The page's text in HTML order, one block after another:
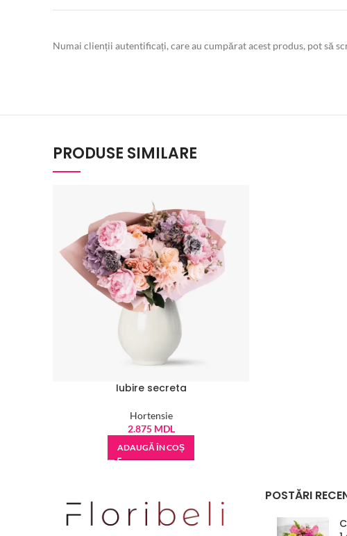
Numai clienții autentificați, care au cumpărat acest produs, pot să
PRODUSE SIMILARE
Iubire secreta
Hortensie
2.875 MDL
ADAUGĂ ÎN COȘ
POSTĂRI